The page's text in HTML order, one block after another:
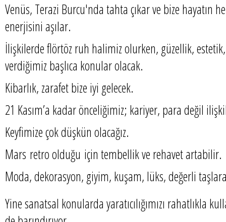
Venüs, Terazi Burcu'nda tahta çıkar ve bize hayatın
enerjisini aşılar.
İlişkilerde flörtöz ruh halimiz olurken, güzellik,
verdiğimiz başlıca konular olacak.
Kibarlık, zarafet bize iyi gelecek.
21 Kasım’a kadar önceliğimiz; kariyer, para değil
Keyfimize çok düşkün olacağız.
Mars retro olduğu için tembellik ve rehavet artabilir.
Moda, dekorasyon, giyim, kuşam, lüks, değerli
Yine sanatsal konularda yaratıcılığımızı rahatlıkla